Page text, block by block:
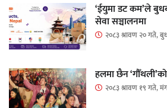
‘ईयुमा डट कम’ले
सेवा सञ्चालनमा
२०८३ श्रावण २० गते,
हलमा छैन
२०८३ श्रावण १९ गते,